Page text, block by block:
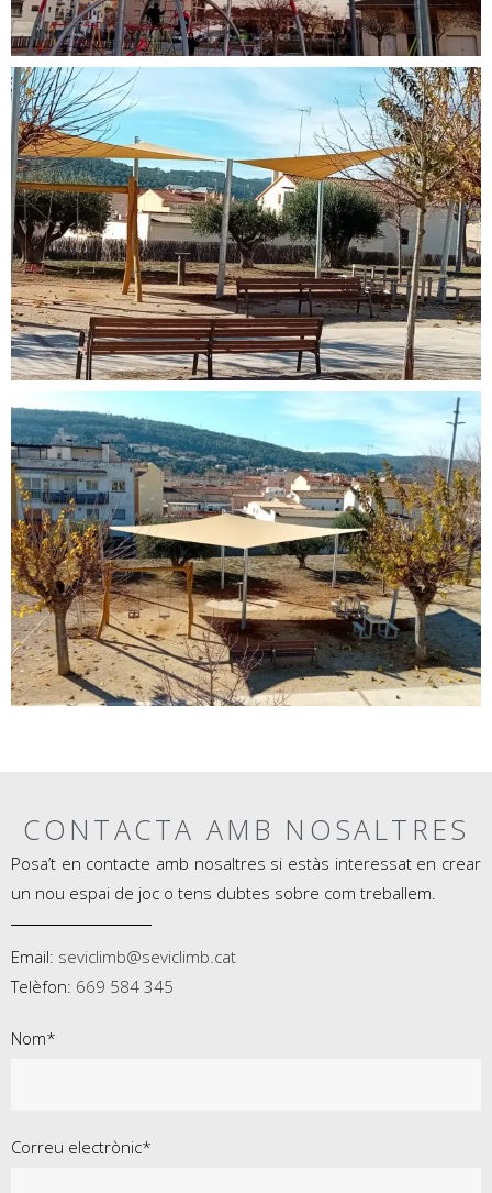
CONTACTA AMB NOSALTRES
Posa’t en contacte amb nosaltres si estàs interessat en crear
un nou espai de joc o tens dubtes sobre com treballem.
Email: seviclimb@seviclimb.cat
Telèfon: 669 584 345
Nom*
Correu electrònic*